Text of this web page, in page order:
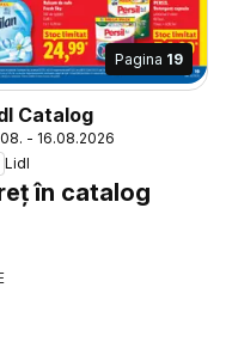
Pagina 19
Catalog
- 16.08.2026
Lidl
în catalog